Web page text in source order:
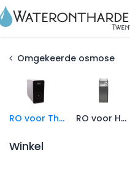
Omgekeerde osmose
RO voor Thuis RO voor Horeca
Winkel